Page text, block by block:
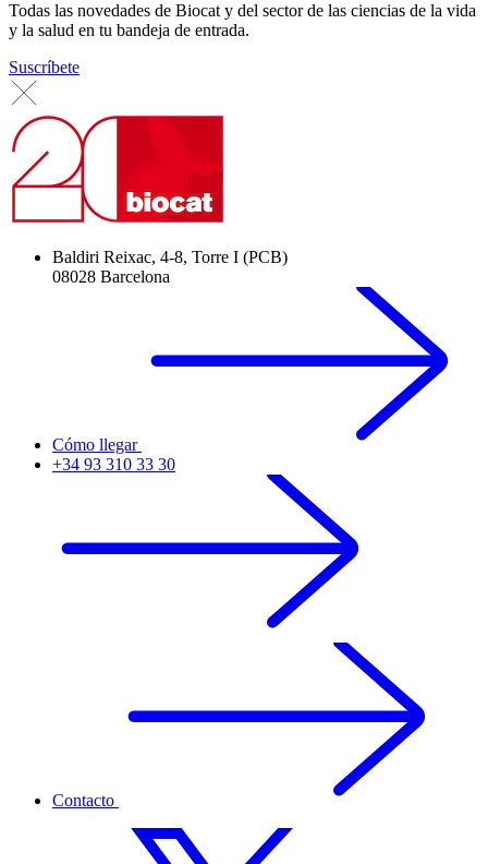
Todas las novedades de Biocat y del sector de las ciencias de la vida
y la salud en tu bandeja de entrada.
Suscríbete
Baldiri Reixac, 4-8, Torre I (PCB)
08028 Barcelona
Cómo llegar
+34 93 310 33 30
Contacto